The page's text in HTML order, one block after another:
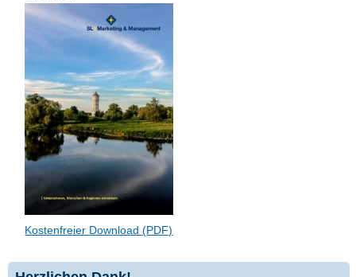
Kostenfreier Download (PDF)